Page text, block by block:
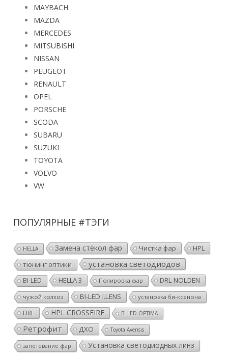
MAYBACH
MAZDA
MERCEDES
MITSUBISHI
NISSAN
PEUGEOT
RENAULT
OPEL
PORSCHE
SCODA
SUBARU
SUZUKI
TOYOTA
VOLVO
VW
ПОПУЛЯРНЫЕ #ТЭГИ
HELLA Замена стёкол фар Чистка фар
HPL
тюнинг оптики
установка светодиодов
BI-LED HELLA 3 Полировка фар DRL NOLDEN
чужой колхоз BI-LED I.LENS установка би-ксенона
DRL HPL CROSSFIRE BI-LED OPTIMA
Ретрофит ДХО Toyota Avensis
запотевание фар Установка светодиодных линз